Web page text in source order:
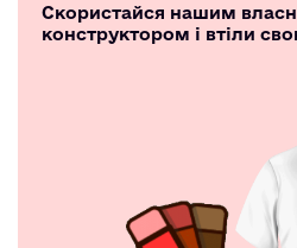
Скористайся нашим
конструктором і втіли